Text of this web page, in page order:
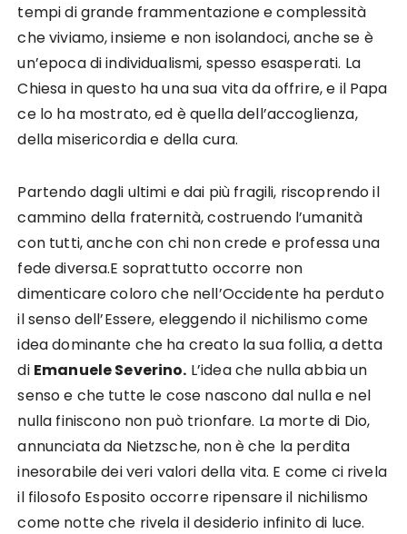
tempi di grande frammentazione e complessità
che viviamo, insieme e non isolandoci, anche se è
un’epoca di individualismi, spesso esasperati. La
Chiesa in questo ha una sua vita da offrire, e il Papa
ce lo ha mostrato, ed è quella dell’accoglienza,
della misericordia e della cura.
Partendo dagli ultimi e dai più fragili, riscoprendo il
cammino della fraternità, costruendo l’umanità
con tutti, anche con chi non crede e professa una
fede diversa.E soprattutto occorre non
dimenticare coloro che nell’Occidente ha perduto
il senso dell’Essere, eleggendo il nichilismo come
idea dominante che ha creato la sua follia, a detta
di Emanuele Severino. L’idea che nulla abbia un
senso e che tutte le cose nascono dal nulla e nel
nulla finiscono non può trionfare. La morte di Dio,
annunciata da Nietzsche, non è che la perdita
inesorabile dei veri valori della vita. E come ci rivela
il filosofo Esposito occorre ripensare il nichilismo
come notte che rivela il desiderio infinito di luce.